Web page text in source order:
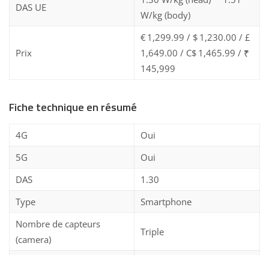
DAS UE
W/kg (body)
Prix
€ 1,299.99 / $ 1,230.00 / £
1,649.00 / C$ 1,465.99 / ₹
145,999
Fiche technique en résumé
4G
Oui
5G
Oui
DAS
1.30
Type
Smartphone
Nombre de capteurs
(camera)
Triple